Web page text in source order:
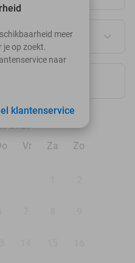
Vr Za Zo
meer
op zoekt.
naar
klantenservice